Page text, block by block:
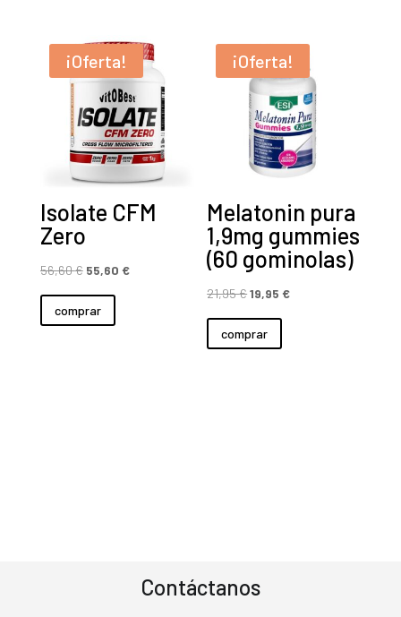
¡Oferta!
Isolate CFM
Zero
56,60€ El
precio
original
55,60 €El
comprar
¡Oferta!
Melatonin pura
1,9mg gummies
(60 gominolas)
21,95€El
precio
original
19,95 €El
comprar
Contáctanos